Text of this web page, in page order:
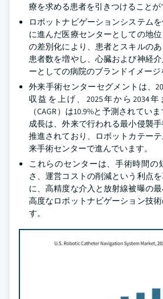
療を求める患者を引きつけることが
ロボットナビゲーションシステム
に進んだ医療センターとしての地
の差別化により、患者とスキルのあ
患者数を増やし、心臓および神経
ーとしての病院のブランドイメージ
外来手術センターセグメントは、
収益を上げ、2025年から2034
（CAGR）は10.9%と予測されてい
成長は、外来で行われる最小侵襲
推進されており、ロボットカテー
来手術センターで進んでいます。
これらのセンターは、手術時間の
さ、運営コストの削減という利点
に、高精度な介入と放射線被曝の最
高度なロボットナビゲーション技
す。